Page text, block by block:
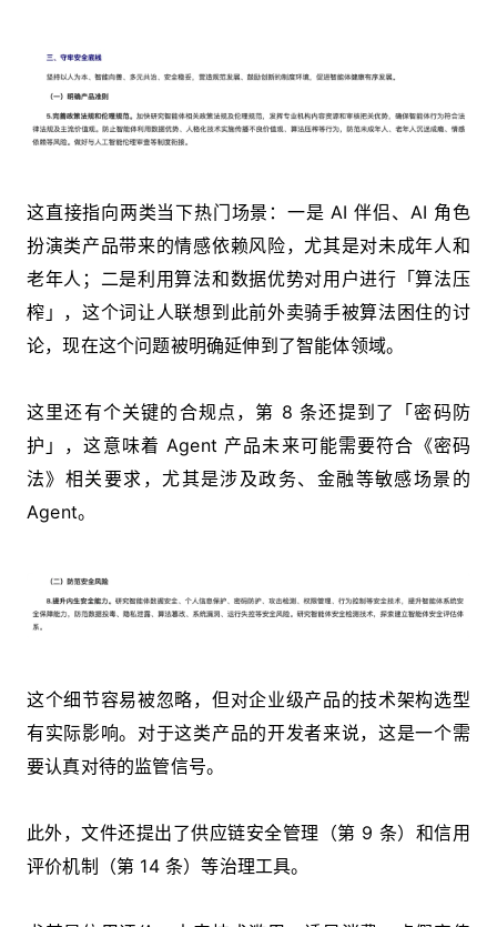
这直接指向两类当下热门场景：一是 AI 伴侣、AI 角色
扮演类产品带来的情感依赖风险，尤其是对未成年人和
老年人；二是利用算法和数据优势对用户进行「算法压
榨」，这个词让人联想到此前外卖骑手被算法困住的讨
论，现在这个问题被明确延伸到了智能体领域。
这里还有个关键的合规点，第 8 条还提到了「密码防
护」，这意味着 Agent 产品未来可能需要符合《密码
法》相关要求，尤其是涉及政务、金融等敏感场景的
Agent。
这个细节容易被忽略，但对企业级产品的技术架构选型
有实际影响。对于这类产品的开发者来说，这是一个需
要认真对待的监管信号。
此外，文件还提出了供应链安全管理（第 9 条）和信用
评价机制（第 14 条）等治理工具。